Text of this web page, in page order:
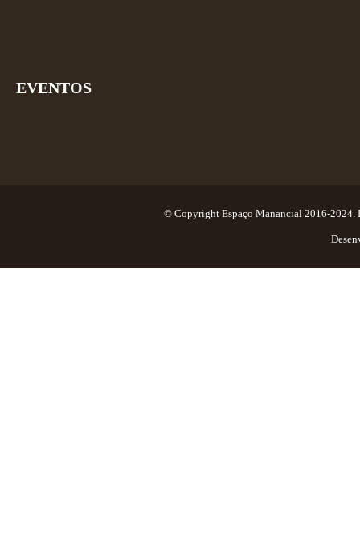
EVENTOS
© Copyright Espaço Manancial 2016-2024.